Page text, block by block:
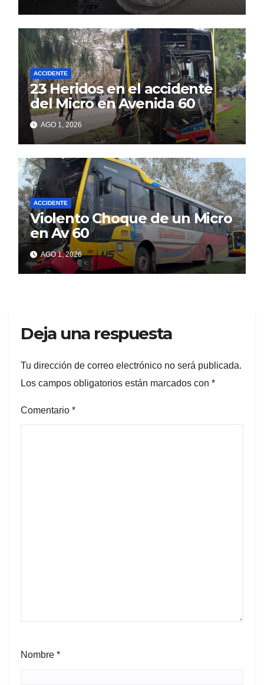
ACCIDENTE
23 Heridos en el accidente
del Micro en Avenida 60
AGO 1, 2026
ACCIDENTE
Violento Choque de un Micro
en Av 60
AGO 1, 2026
Deja una respuesta
Tu dirección de correo electrónico no será publicada.
Los campos obligatorios están marcados con *
Comentario *
Nombre *